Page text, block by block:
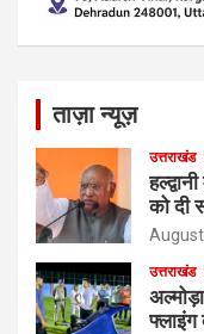
ताज़ा न्यूज़
उत्तराखंड
को दी
उत्तराखंड